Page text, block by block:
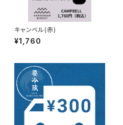
キャンベル(赤)
¥1,760